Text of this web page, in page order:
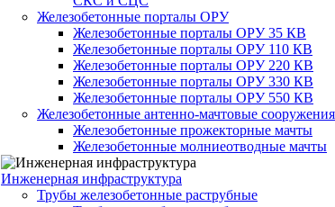
Железобетонные порталы ОРУ
Железобетонные порталы ОРУ 35 КВ
Железобетонные порталы ОРУ 110 КВ
Железобетонные порталы ОРУ 220 КВ
Железобетонные порталы ОРУ 330 КВ
Железобетонные порталы ОРУ 550 КВ
Железобетонные антенно-мачтовые сооружения
Железобетонные прожекторные мачты
Железобетонные молниеотводные мачты
Инженерная инфраструктура
Трубы железобетонные раструбные